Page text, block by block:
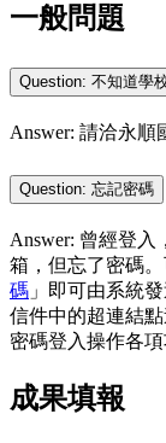
一般問題
Question: 不知道學
Answer: 請洽永順
Question: 忘記密碼
Answer: 曾經登
箱，但忘了密碼
碼 」即可由系統
信件中的超連結
密碼登入操作各項
成果填報